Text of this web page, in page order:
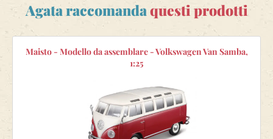
Agata raccomandaquesti prodotti
Maisto - Modello da assemblare - Volkswagen Van Samba,
1:25